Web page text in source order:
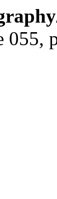
055,